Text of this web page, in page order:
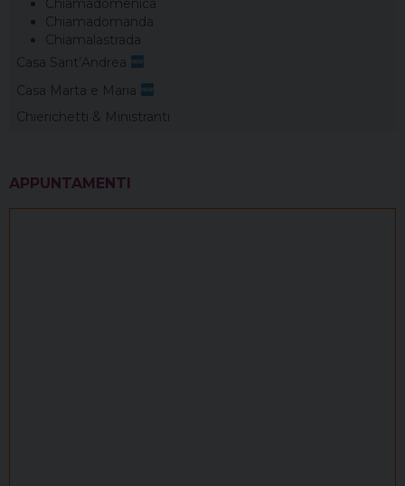
Chiamadomenica
Chiamadomanda
Chiamalastrada
Casa Sant’Andrea
Casa Marta e Maria
Chierichetti & Ministranti
APPUNTAMENTI